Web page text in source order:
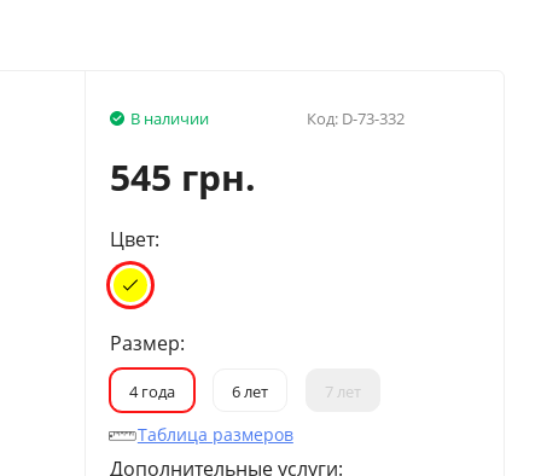
В наличии Код: D-73-332
545 грн.
Цвет:
Размер:
4 года 6 лет 7 лет
Таблица размеров
Дополнительные услуги: